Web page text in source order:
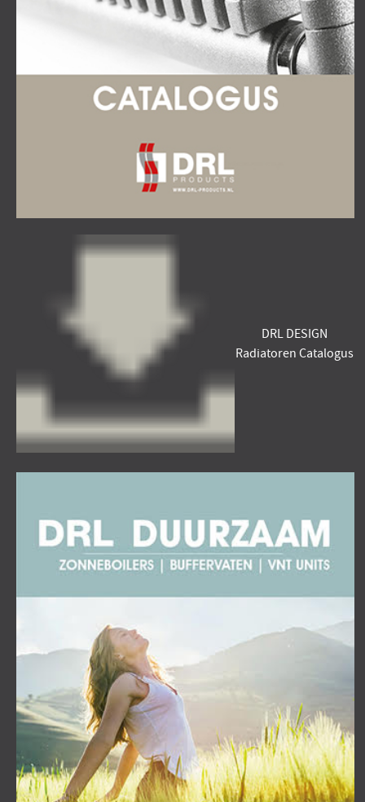
DRL DESIGN
Radiatoren Catalogus